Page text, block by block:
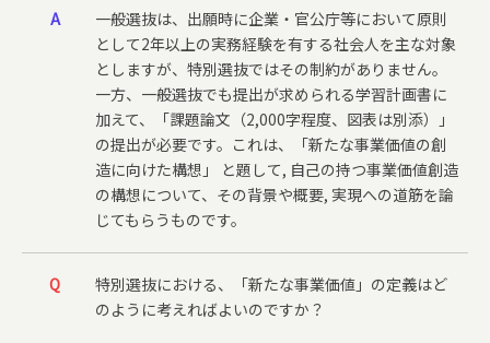
A
一般選抜は、出願時に企業・官公庁等において原則
として2年以上の実務経験を有する社会人を主な対象
としますが、特別選抜ではその制約がありません。
一方、一般選抜でも提出が求められる学習計画書に
加えて、「課題論文（2,000字程度、図表は別添）」
の提出が必要です。これは、「新たな事業価値の創
造に向けた構想」 と題して, 自己の持つ事業価値創造
の構想について、その背景や概要, 実現への道筋を論
じてもらうものです。
Q
特別選抜における、「新たな事業価値」の定義はど
のように考えればよいのですか？